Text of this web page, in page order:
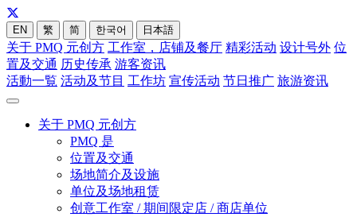
EN 繁 简 한국어 日本語
关于 PMQ 元创方 工作室，店铺及餐厅 精彩活动 设计号外 位
置及交通 历史传承 游客资讯
活動一覧 活动及节目 工作坊 宣传活动 节日推广 旅游资讯
关于 PMQ 元创方
PMQ 是
位置及交通
场地简介及设施
单位及场地租赁
创意工作室 / 期间限定店 / 商店单位